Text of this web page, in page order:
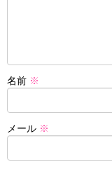
名前 ※
メール ※